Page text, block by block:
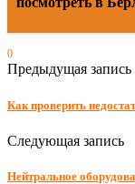
0
Предыдущая запись
Как проверить
Следующая запись
Нейтральное